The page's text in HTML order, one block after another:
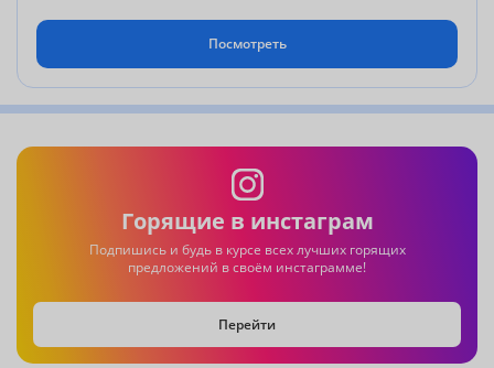
Посмотреть
Горящие в инстаграм
Подпишись и будь в курсе всех лучших горящих
предложений в своём инстаграмме!
Перейти